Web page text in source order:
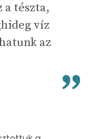
a tészta,
víz
az